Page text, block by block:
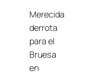
Merecida
derrota
para el
Bruesa
en